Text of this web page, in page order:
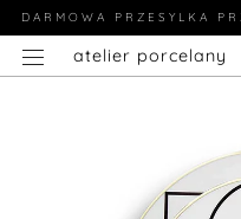
DARMOWA PRZESYLKA
atelier porcelany